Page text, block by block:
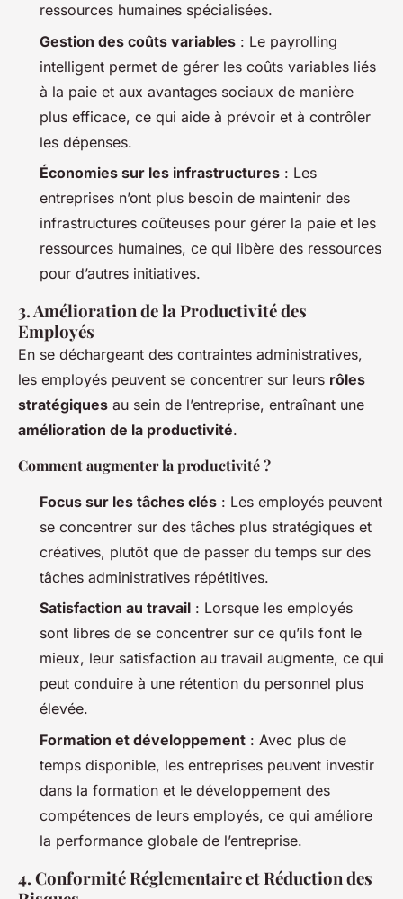
ressources humaines spécialisées.
Gestion des coûts variables : Le payrolling
intelligent permet de gérer les coûts variables liés
à la paie et aux avantages sociaux de manière
plus efficace, ce qui aide à prévoir et à contrôler
les dépenses.
Économies sur les infrastructures : Les
entreprises n’ont plus besoin de maintenir des
infrastructures coûteuses pour gérer la paie et les
ressources humaines, ce qui libère des ressources
pour d’autres initiatives.
3. Amélioration de la Productivité des
Employés
En se déchargeant des contraintes administratives,
les employés peuvent se concentrer sur leurs rôles
stratégiques au sein de l’entreprise, entraînant une
amélioration de la productivité.
Comment augmenter la productivité ?
Focus sur les tâches clés : Les employés peuvent
se concentrer sur des tâches plus stratégiques et
créatives, plutôt que de passer du temps sur des
tâches administratives répétitives.
Satisfaction au travail : Lorsque les employés
sont libres de se concentrer sur ce qu’ils font le
mieux, leur satisfaction au travail augmente, ce qui
peut conduire à une rétention du personnel plus
élevée.
Formation et développement : Avec plus de
temps disponible, les entreprises peuvent investir
dans la formation et le développement des
compétences de leurs employés, ce qui améliore
la performance globale de l’entreprise.
4. Conformité Réglementaire et Réduction des